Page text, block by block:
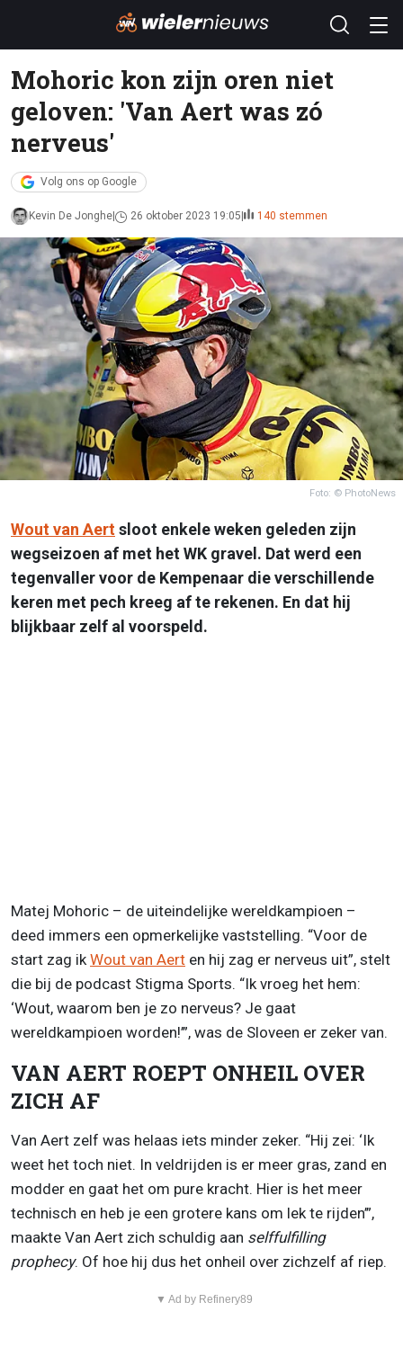
Mohoric kon zijn oren niet
geloven: 'Van Aert was zó
nerveus'
Volg ons op Google
Kevin De Jonghe 26 oktober 2023 19:05 140 stemmen
Foto: © PhotoNews
Wout van Aertsloot enkele weken geleden zijn
wegseizoen af met het WK gravel. Dat werd een
tegenvaller voor de Kempenaar die verschillende
keren met pech kreeg af te rekenen. En dat hij
blijkbaar zelf al voorspeld.
Matej Mohoric – de uiteindelijke wereldkampioen –
deed immers een opmerkelijke vaststelling. “Voor de
start zag ik Wout van Aert en hij zag er nerveus uit”, stelt
die bij de podcast Stigma Sports. “Ik vroeg het hem:
‘Wout, waarom ben je zo nerveus? Je gaat
wereldkampioen worden!’”, was de Sloveen er zeker van.
VAN AERT ROEPT ONHEIL OVER
ZICH AF
Van Aert zelf was helaas iets minder zeker. “Hij zei: ‘Ik
weet het toch niet. In veldrijden is er meer gras, zand en
modder en gaat het om pure kracht. Hier is het meer
technisch en heb je een grotere kans om lek te rijden’”,
maakte Van Aert zich schuldig aan selffulfilling
prophecy. Of hoe hij dus het onheil over zichzelf af riep.
▼ Ad by Refinery89